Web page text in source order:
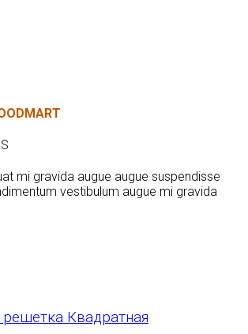
mi gravida augue augue suspendisse
vestibulum augue mi gravida
Квадратная